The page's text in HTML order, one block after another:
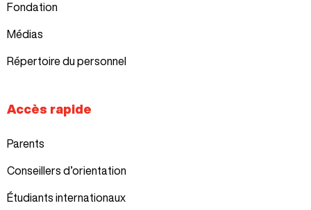
Fondation
Médias
Répertoire du personnel
Accès rapide
Parents
Conseillers d’orientation
Étudiants internationaux